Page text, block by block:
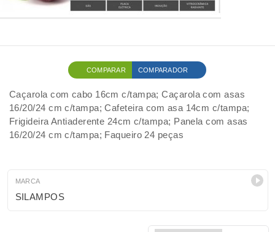
COMPARAR COMPARADOR
Caçarola com cabo 16cm c/tampa; Caçarola com asas
16/20/24 cm c/tampa; Cafeteira com asa 14cm c/tampa;
Frigideira Antiaderente 24cm c/tampa; Panela com asas
16/20/24 cm c/tampa; Faqueiro 24 peças
MARCA
SILAMPOS